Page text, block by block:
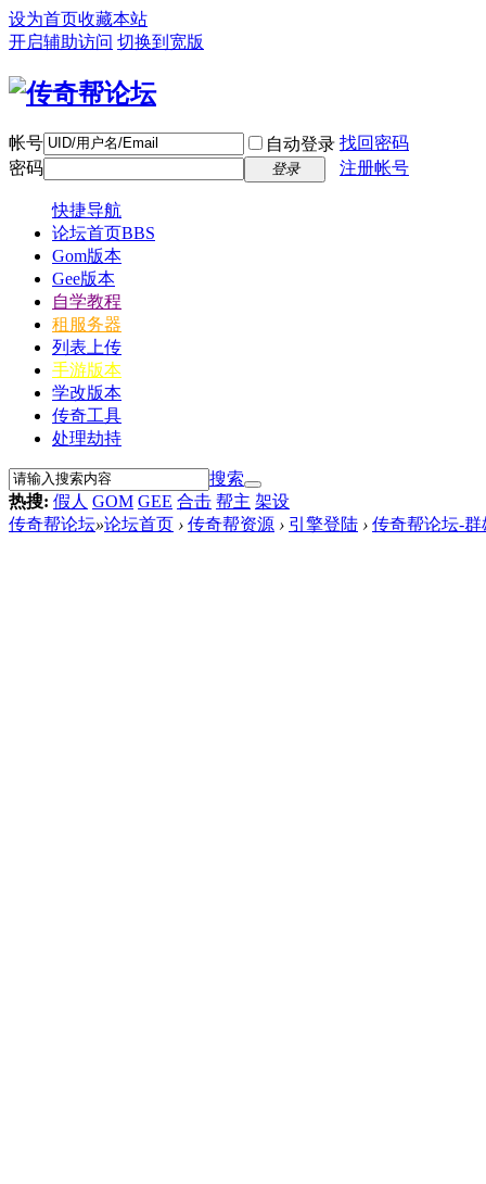
设为首页收藏本站
开启辅助访问 切换到宽版
帐号 自动登录 找回密码
密码
登录 注册帐号
快捷导航
论坛首页BBS
Gom版本
Gee版本
自学教程
租服务器
列表上传
手游版本
学改版本
传奇工具
处理劫持
搜索
热搜: 假人 GOM GEE 合击 帮主 架设
传奇帮论坛»论坛首页 › 传奇帮资源 › 引擎登陆 › 传奇帮论坛-